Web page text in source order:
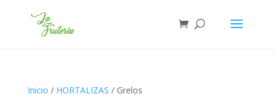
Inicio / HORTALIZAS / Grelos